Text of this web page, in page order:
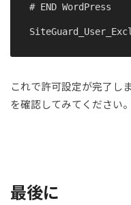
# END WordPress
これで許可設定が完了し
を確認してみてください。
最後に